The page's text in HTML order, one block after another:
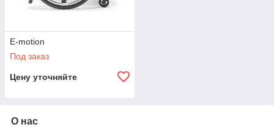
E-motion
Под заказ
Цену уточняйте
О нас